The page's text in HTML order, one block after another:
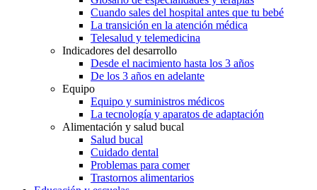
Cuando sales del hospital antes que tu bebé
La transición en la atención médica
Telesalud y telemedicina
Indicadores del desarrollo
Desde el nacimiento hasta los 3 años
De los 3 años en adelante
Equipo
Equipo y suministros médicos
La tecnología y aparatos de adaptación
Alimentación y salud bucal
Salud bucal
Cuidado dental
Problemas para comer
Trastornos alimentarios